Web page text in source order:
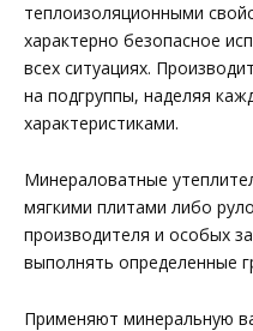
теплоизоляционными
характерно безопасное
всех ситуациях.
на подгруппы, наделяя
характеристиками.
Минераловатные
мягкими плитами либо
производителя и особых
выполнять определенные
Применяют минеральную